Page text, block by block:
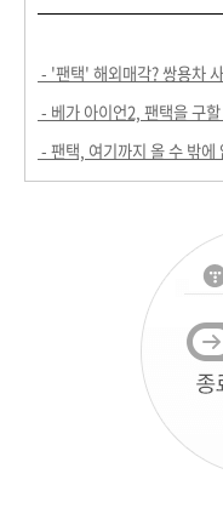
- '팬택' 해외매각? 쌍용차
- 베가 아이언2, 팬택을 구
- 팬택, 여기까지 올 수 밖에